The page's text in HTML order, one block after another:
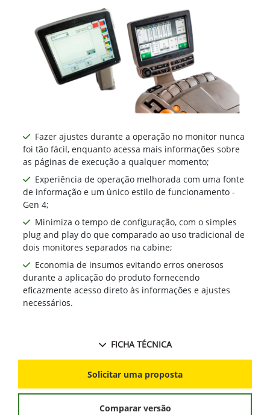
Fazer ajustes durante a operação no monitor nunca
foi tão fácil, enquanto acessa mais informações sobre
as páginas de execução a qualquer momento;
Experiência de operação melhorada com uma fonte
de informação e um único estilo de funcionamento -
Gen 4;
Minimiza o tempo de configuração, com o simples
plug and play do que comparado ao uso tradicional de
dois monitores separados na cabine;
Economia de insumos evitando erros onerosos
durante a aplicação do produto fornecendo
eficazmente acesso direto às informações e ajustes
necessários.
FICHA TÉCNICA
Solicitar uma proposta
Comparar versão